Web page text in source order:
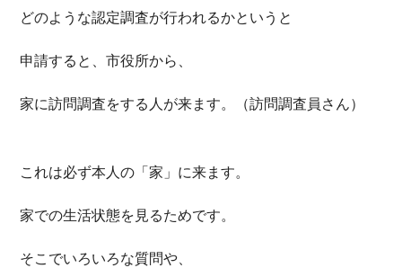
どのような認定調査が行われるかというと
申請すると、市役所から、
家に訪問調査をする人が来ます。（訪問調査員さん）
これは必ず本人の「家」に来ます。
家での生活状態を見るためです。
そこでいろいろな質問や、